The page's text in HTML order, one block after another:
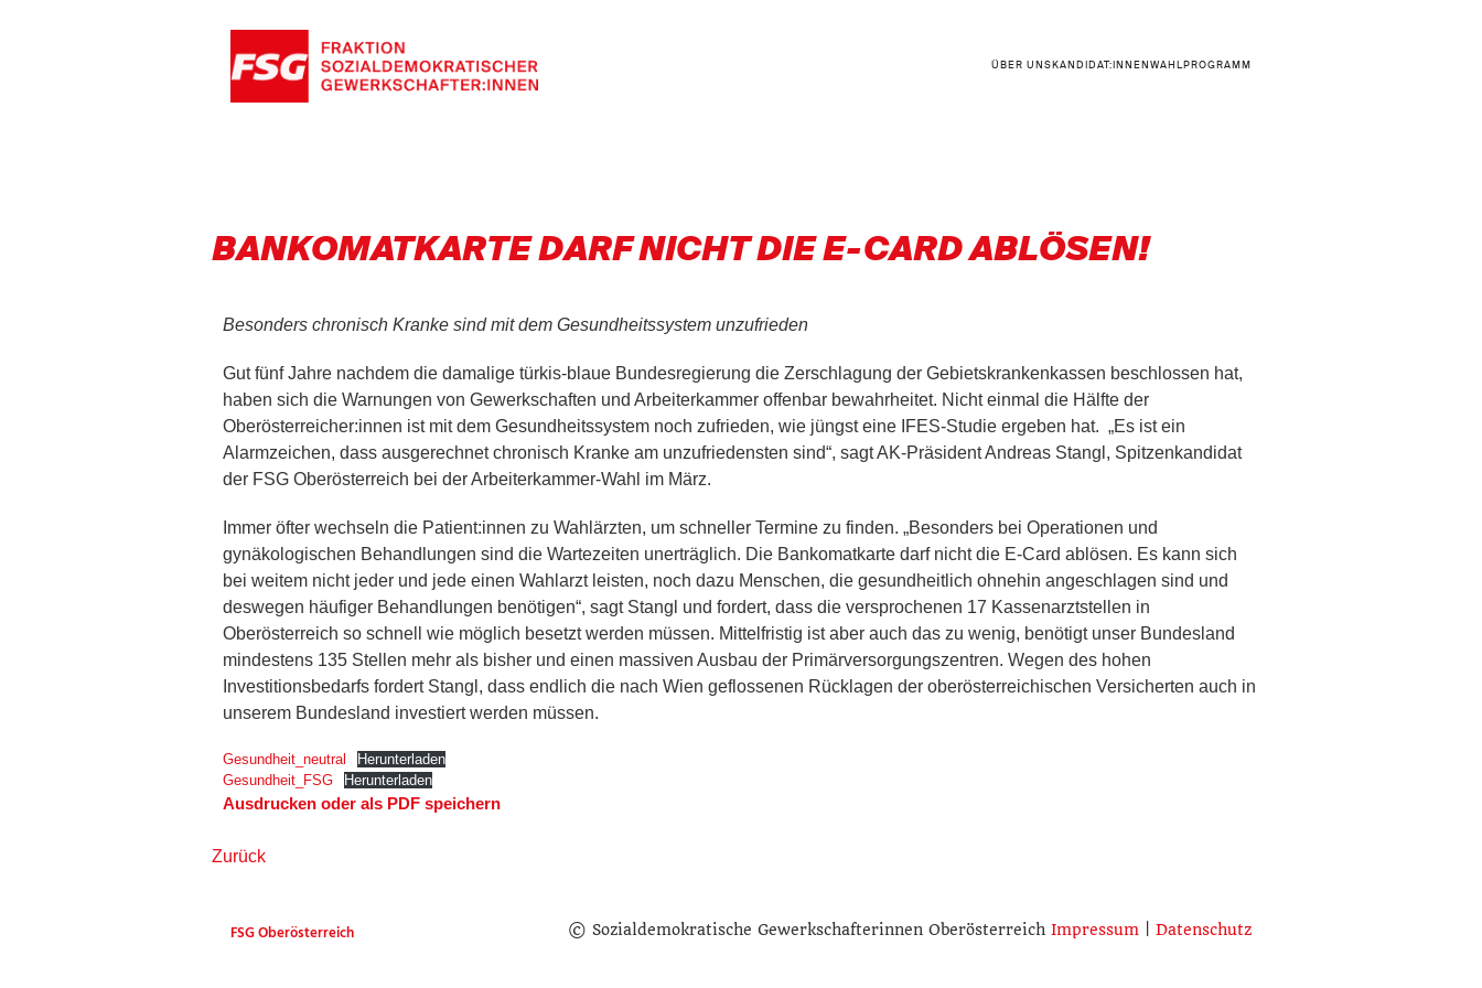
ÜBER UNS KANDIDAT:INNENWAHLPROGRAMM
BANKOMATKARTE DARF NICHT DIE E-CARD ABLÖSEN!
Besonders chronisch Kranke sind mit dem Gesundheitssystem unzufrieden
Gut fünf Jahre nachdem die damalige türkis-blaue Bundesregierung die Zerschlagung der Gebietskrankenkassen beschlossen hat,
haben sich die Warnungen von Gewerkschaften und Arbeiterkammer offenbar bewahrheitet. Nicht einmal die Hälfte der
Oberösterreicher:innen ist mit dem Gesundheitssystem noch zufrieden, wie jüngst eine IFES-Studie ergeben hat. „Es ist ein
Alarmzeichen, dass ausgerechnet chronisch Kranke am unzufriedensten sind“, sagt AK-Präsident Andreas Stangl, Spitzenkandidat
der FSG Oberösterreich bei der Arbeiterkammer-Wahl im März.
Immer öfter wechseln die Patient:innen zu Wahlärzten, um schneller Termine zu finden. „Besonders bei Operationen und
gynäkologischen Behandlungen sind die Wartezeiten unerträglich. Die Bankomatkarte darf nicht die E-Card ablösen. Es kann sich
bei weitem nicht jeder und jede einen Wahlarzt leisten, noch dazu Menschen, die gesundheitlich ohnehin angeschlagen sind und
deswegen häufiger Behandlungen benötigen“, sagt Stangl und fordert, dass die versprochenen 17 Kassenarztstellen in
Oberösterreich so schnell wie möglich besetzt werden müssen. Mittelfristig ist aber auch das zu wenig, benötigt unser Bundesland
mindestens 135 Stellen mehr als bisher und einen massiven Ausbau der Primärversorgungszentren. Wegen des hohen
Investitionsbedarfs fordert Stangl, dass endlich die nach Wien geflossenen Rücklagen der oberösterreichischen Versicherten auch in
unserem Bundesland investiert werden müssen.
Gesundheit_neutral
Herunterladen
Gesundheit_FSG
Herunterladen
Ausdrucken oder als PDF speichern
Zurück
FSG Oberösterreich © Sozialdemokratische Gewerkschafterinnen OberösterreichImpressum |Datenschutz